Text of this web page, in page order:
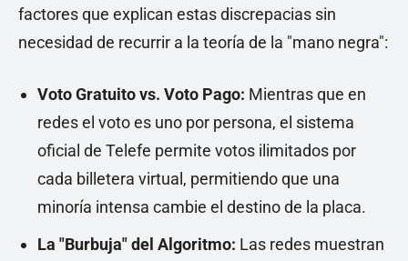
factores que explican estas discrepacias sin
necesidad de recurrir a la teoría de la "mano negra":
Voto Gratuito vs. Voto Pago: Mientras que en
redes el voto es uno por persona, el sistema
oficial de Telefe permite votos ilimitados por
cada billetera virtual, permitiendo que una
minoría intensa cambie el destino de la placa.
La "Burbuja" del Algoritmo: Las redes muestran